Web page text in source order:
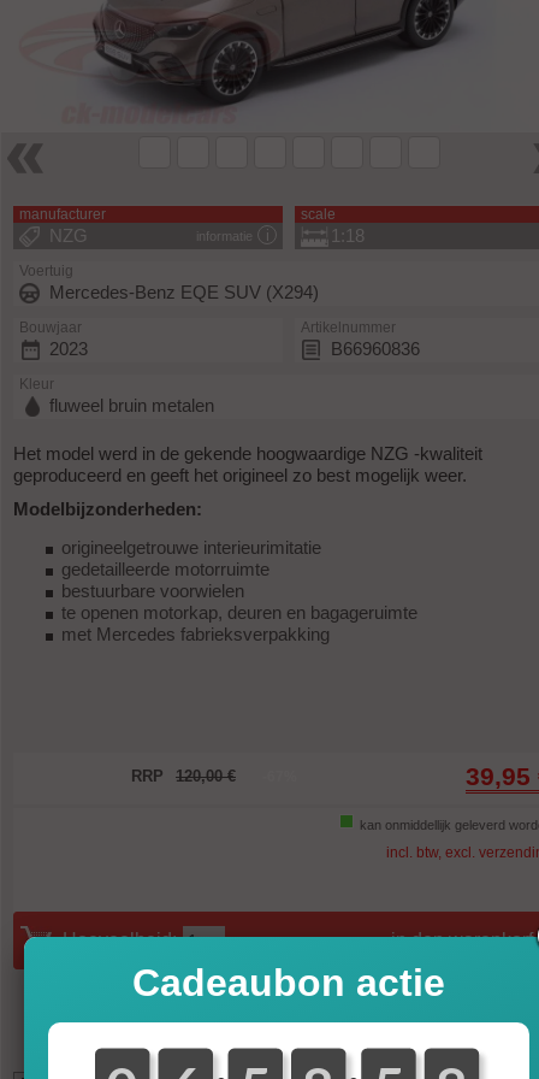
manufacturer
informatie
NZG
scale
1:18
Voertuig
Mercedes-Benz EQE SUV (X294)
Bouwjaar
2023
Artikelnummer
B66960836
Kleur
fluweel bruin metalen
Het model werd in de gekende hoogwaardige NZG -kwaliteit
geproduceerd en geeft het origineel zo best mogelijk weer.
Modelbijzonderheden:
origineelgetrouwe interieurimitatie
gedetailleerde motorruimte
bestuurbare voorwielen
te openen motorkap, deuren en bagageruimte
met Mercedes fabrieksverpakking
RRP 120,00 € 39,95
kan onmiddellijk geleverd
incl. btw, excl.
Hoeveelheid: in den warenkorf
Cadeaubon actie